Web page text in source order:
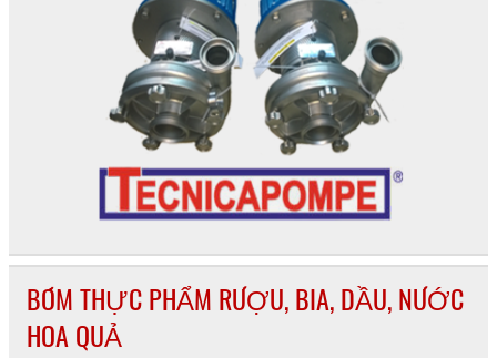
BƠM THỰC PHẨM RƯỢU, BIA, DẦU, NƯỚC
HOA QUẢ